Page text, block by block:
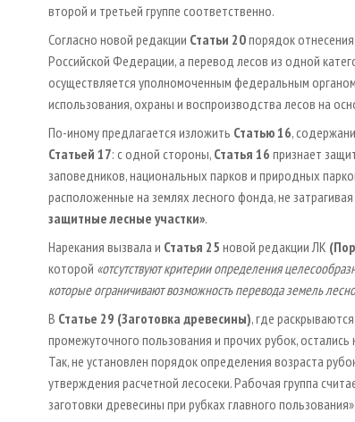
второй и третьей группе соответственно.
Согласно новой редакции Статьи 20порядок
Российской Федерации, а перевод лесов из одной
осуществляется уполномоченным федеральным
использования, охраны и воспроизводства лесов на
По-иному предлагается изложить Статью 16,
Статьей 17: с одной стороны, Статья 16 признает
заповедников, национальных парков и природных
расположенные на землях лесного фонда, не
защитные лесные участки».
Нарекания вызвала и Статья 25 новой редакции ЛК
которой «отсутствуют критерии определения
которые ограничивают возможность перевода земель
В Статье 29 (Заготовка древесины), где
промежуточного пользования и прочих рубок,
Так, не установлен порядок определения возраста
утверждения расчетной лесосеки. Рабочая группа
заготовки древесины при рубках главного